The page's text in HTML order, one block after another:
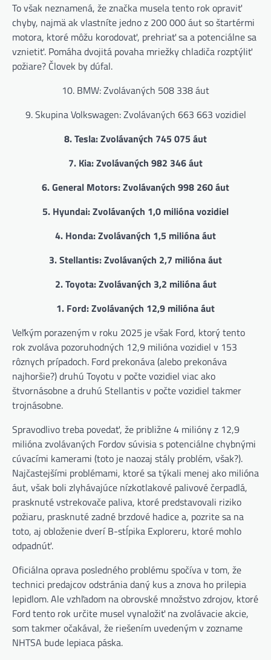
To však neznamená, že značka musela tento rok opraviť
chyby, najmä ak vlastníte jedno z 200 000 áut so štartérmi
motora, ktoré môžu korodovať, prehriať sa a potenciálne sa
vznietiť. Pomáha dvojitá povaha mriežky chladiča rozptýliť
požiare? Človek by dúfal.
10. BMW: Zvolávaných 508 338 áut
9. Skupina Volkswagen: Zvolávaných 663 663 vozidiel
8. Tesla: Zvolávaných 745 075 áut
7. Kia: Zvolávaných 982 346 áut
6. General Motors: Zvolávaných 998 260 áut
5. Hyundai: Zvolávaných 1,0 milióna vozidiel
4. Honda: Zvolávaných 1,5 milióna áut
3. Stellantis: Zvolávaných 2,7 milióna áut
2. Toyota: Zvolávaných 3,2 milióna áut
1. Ford: Zvolávaných 12,9 milióna áut
Veľkým porazeným v roku 2025 je však Ford, ktorý tento
rok zvoláva pozoruhodných 12,9 milióna vozidiel v 153
rôznych prípadoch. Ford prekonáva (alebo prekonáva
najhoršie?) druhú Toyotu v počte vozidiel viac ako
štvornásobne a druhú Stellantis v počte vozidiel takmer
trojnásobne.
Spravodlivo treba povedať, že približne 4 milióny z 12,9
milióna zvolávaných Fordov súvisia s potenciálne chybnými
cúvacími kamerami (toto je naozaj stály problém, však?).
Najčastejšími problémami, ktoré sa týkali menej ako milióna
áut, však boli zlyhávajúce nízkotlakové palivové čerpadlá,
prasknuté vstrekovače paliva, ktoré predstavovali riziko
požiaru, prasknuté zadné brzdové hadice a, pozrite sa na
toto, aj obloženie dverí B-stĺpika Exploreru, ktoré mohlo
odpadnúť.
Oficiálna oprava posledného problému spočíva v tom, že
technici predajcov odstránia daný kus a znova ho prilepia
lepidlom. Ale vzhľadom na obrovské množstvo zdrojov, ktoré
Ford tento rok určite musel vynaložiť na zvolávacie akcie,
som takmer očakával, že riešením uvedeným v zozname
NHTSA bude lepiaca páska.